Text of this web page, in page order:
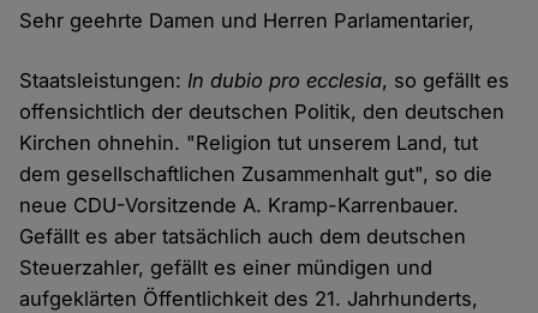
Sehr geehrte Damen und Herren Parlamentarier,
Staatsleistungen:In dubio pro ecclesia, so gefällt es
offensichtlich der deutschen Politik, den deutschen
Kirchen ohnehin. "Religion tut unserem Land, tut
dem gesellschaftlichen Zusammenhalt gut", so die
neue CDU-Vorsitzende A. Kramp-Karrenbauer.
Gefällt es aber tatsächlich auch dem deutschen
Steuerzahler, gefällt es einer mündigen und
aufgeklärten Öffentlichkeit des 21. Jahrhunderts,